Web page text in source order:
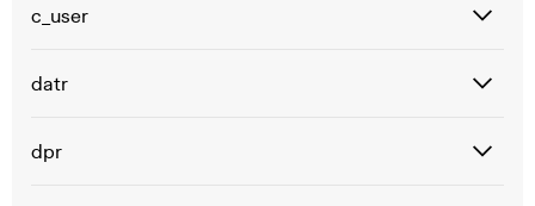
c_user
datr
dpr